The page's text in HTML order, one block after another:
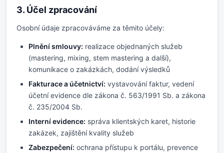
3. Účel zpracování
Osobní údaje zpracováváme za těmito účely:
Plnění smlouvy: realizace objednaných služeb
(mastering, mixing, stem mastering a další),
komunikace o zakázkách, dodání výsledků
Fakturace a účetnictví: vystavování faktur, vedení
účetní evidence dle zákona č. 563/1991 Sb. a zákona
č. 235/2004 Sb.
Interní evidence: správa klientských karet, historie
zakázek, zajištění kvality služeb
Zabezpečení: ochrana přístupu k portálu, prevence